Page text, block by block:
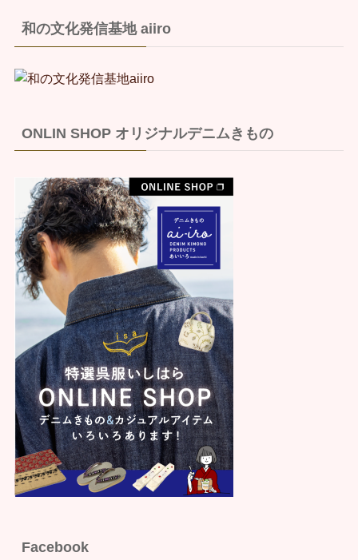
和の文化発信基地 aiiro
ONLIN SHOP オリジナルデニムきもの
Facebook